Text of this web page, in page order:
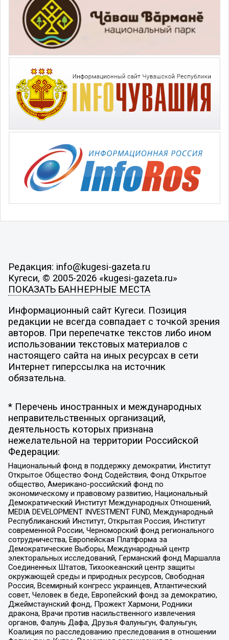
Редакция: info@kugesi-gazeta.ru
Кугеси, © 2005-2026 «kugesi-gazeta.ru»
ПОКАЗАТЬ БАННЕРНЫЕ МЕСТА
Информационный сайт Кугеси. Позиция
редакции не всегда совпадает с точкой зрения
авторов. При перепечатке текстов либо ином
использовании текстовых материалов с
настоящего сайта на иных ресурсах в сети
Интернет гиперссылка на источник
обязательна.
* Перечень иностранных и международных
неправительственных организаций,
деятельность которых признана
нежелательной на территории Российской
Федерации:
Национальный фонд в поддержку демократии, Институт
Открытое Общество Фонд Содействия, Фонд Открытое
общество, Американо-российский фонд по
экономическому и правовому развитию, Национальный
Демократический Институт Международных Отношений,
MEDIA DEVELOPMENT INVESTMENT FUND, Международный
Республиканский Институт, Открытая Россия, Институт
современной России, Черноморский фонд регионального
сотрудничества, Европейская Платформа за
Демократические Выборы, Международный центр
электоральных исследований, Германский фонд Маршалла
Соединенных Штатов, Тихоокеанский центр защиты
окружающей среды и природных ресурсов, Свободная
Россия, Всемирный конгресс украинцев, Атлантический
совет, Человек в беде, Европейский фонд за демократию,
Джеймстаунский фонд, Прожект Хармони, Родники
дракона, Врачи против насильственного извлечения
органов, Фалунь Дафа, Друзья Фалуньгун, Фалуньгун,
Коалиция по расследованию преследования в отношении